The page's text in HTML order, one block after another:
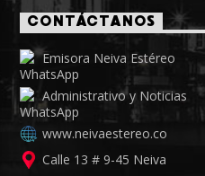
CONTÁCTANOS
Emisora Neiva Estéreo
Administrativo y Noticias
www.neivaestereo.co
Calle 13 # 9-45 Neiva